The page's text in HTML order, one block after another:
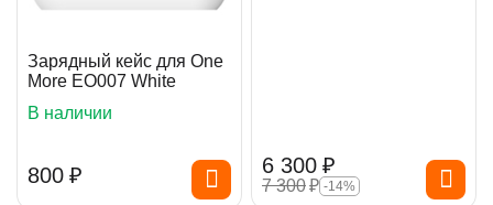
Зарядный кейс для One
More EO007 White
В наличии
‍800‍ ₽ 6 300 ₽
7 300₽ -14%